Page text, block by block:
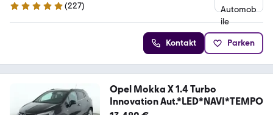
5 Sterne
(227)
Kontakt Parken
Opel Mokka X 1.4 Turbo
Innovation Aut.*LED*NAVI*TEMPO